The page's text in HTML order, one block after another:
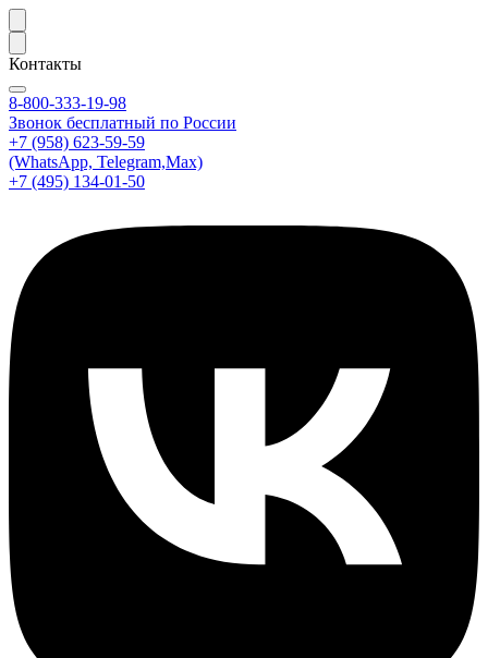
Контакты
8-800-333-19-98
Звонок бесплатный по России
+7 (958) 623-59-59
(WhatsApp, Telegram,Max)
+7 (495) 134-01-50